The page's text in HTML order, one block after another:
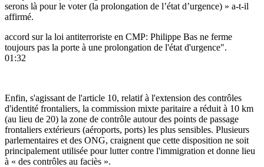
serons là pour le voter (la prolongation de l’état d’urgence) » a-t-il
affirmé.
accord sur la loi antiterroriste en CMP: Philippe Bas ne ferme
toujours pas la porte à une prolongation de l'état d'urgence".
01:32
Enfin, s'agissant de l'article 10, relatif à l'extension des contrôles
d'identité frontaliers, la commission mixte paritaire a réduit à 10 km
(au lieu de 20) la zone de contrôle autour des points de passage
frontaliers extérieurs (aéroports, ports) les plus sensibles. Plusieurs
parlementaires et des ONG, craignent que cette disposition ne soit
principalement utilisée pour lutter contre l'immigration et donne lieu
à « des contrôles au faciès ».